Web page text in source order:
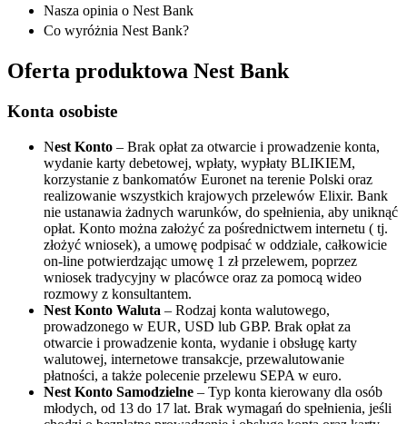
Nasza opinia o Nest Bank
Co wyróżnia Nest Bank?
Oferta produktowa Nest Bank
Konta osobiste
Nest Konto – Brak opłat za otwarcie i prowadzenie konta,
wydanie karty debetowej, wpłaty, wypłaty BLIKIEM,
korzystanie z bankomatów Euronet na terenie Polski oraz
realizowanie wszystkich krajowych przelewów Elixir. Bank
nie ustanawia żadnych warunków, do spełnienia, aby uniknąć
opłat. Konto można założyć za pośrednictwem internetu ( tj.
złożyć wniosek), a umowę podpisać w oddziale, całkowicie
on-line potwierdzając umowę 1 zł przelewem, poprzez
wniosek tradycyjny w placówce oraz za pomocą wideo
rozmowy z konsultantem.
Nest Konto Waluta – Rodzaj konta walutowego,
prowadzonego w EUR, USD lub GBP. Brak opłat za
otwarcie i prowadzenie konta, wydanie i obsługę karty
walutowej, internetowe transakcje, przewalutowanie
płatności, a także polecenie przelewu SEPA w euro.
Nest Konto Samodzielne – Typ konta kierowany dla osób
młodych, od 13 do 17 lat. Brak wymagań do spełnienia, jeśli